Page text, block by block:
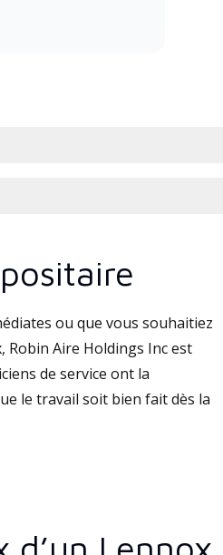
ou que vous souhaitiez
Robin Aire Holdings Inc est
de service ont la
le travail soit bien fait dès la